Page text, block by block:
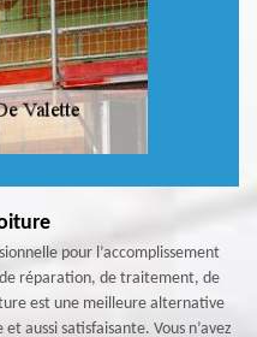
pour l’accomplissement
réparation, de traitement, de
est une meilleure alternative
aussi satisfaisante. Vous n’avez